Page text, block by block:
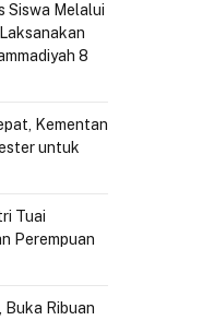
Siswa Melalui
8
Kementan
untuk
Tuai
Perempuan
Buka Ribuan